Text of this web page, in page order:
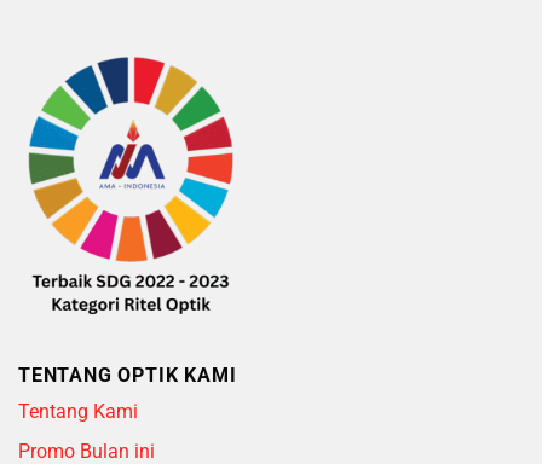
TENTANG OPTIK KAMI
Tentang Kami
Promo Bulan ini